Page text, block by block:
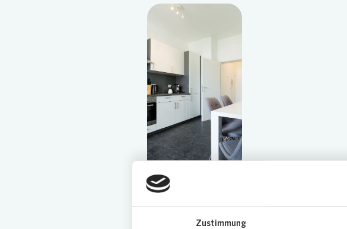
Zustimmung
Loading...
Loading...